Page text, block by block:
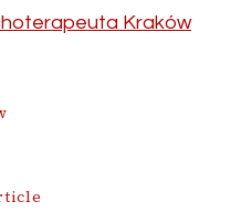
Kraków